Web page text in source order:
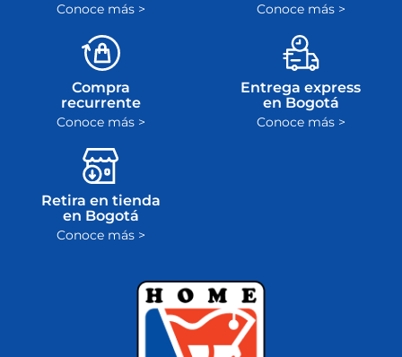
Conoce más > Conoce más >
Compra
recurrente
Conoce más >
Entrega express
en Bogotá
Conoce más >
Retira en tienda
en Bogotá
Conoce más >